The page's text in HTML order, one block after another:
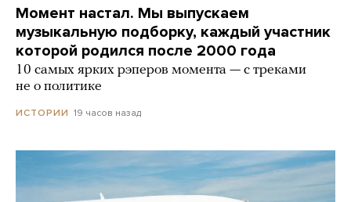
Момент настал. Мы выпускаем
музыкальную подборку, каждый участник
которой родился после 2000 года
10 самых ярких рэперов момента — с треками
не о политике
ИСТОРИИ 19 часов назад